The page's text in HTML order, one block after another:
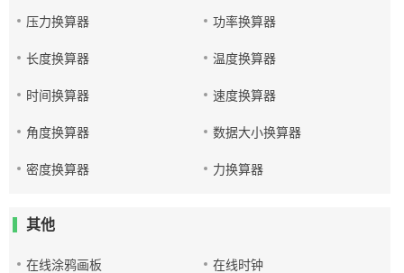
压力换算器 功率换算器
长度换算器 温度换算器
时间换算器 速度换算器
角度换算器 数据大小换算器
密度换算器 力换算器
其他
在线涂鸦画板 在线时钟